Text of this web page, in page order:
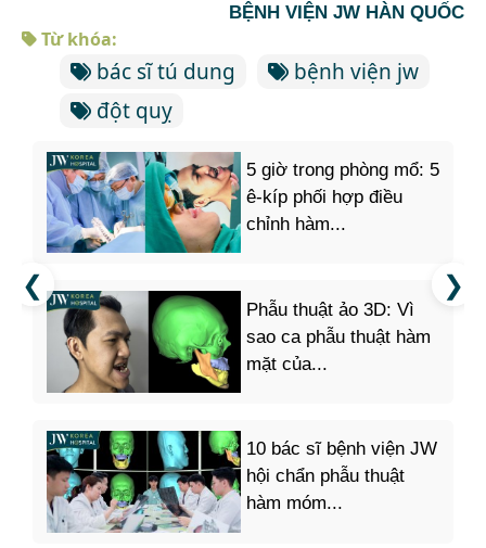
BỆNH VIỆN JW HÀN QUỐC
Từ khóa:
bác sĩ tú dung
bệnh viện jw
đột quỵ
5 giờ trong phòng mổ: 5
ê-kíp phối hợp điều
chỉnh hàm...
Phẫu thuật ảo 3D: Vì
sao ca phẫu thuật hàm
mặt của...
10 bác sĩ bệnh viện JW
hội chẩn phẫu thuật
hàm móm...